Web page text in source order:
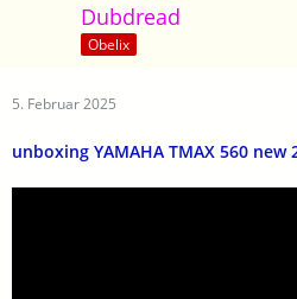
Dubdread
Obelix
5. Februar 2025
unboxing YAMAHA TMAX 560 new